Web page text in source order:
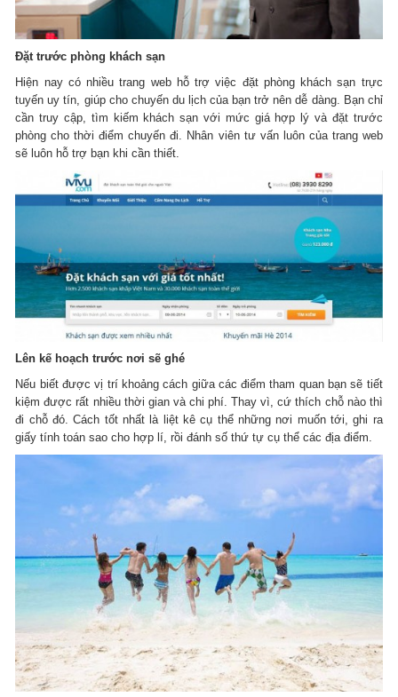
Đặt trước phòng khách sạn
Hiện nay có nhiều trang web hỗ trợ việc đặt phòng khách sạn trực
tuyến uy tín, giúp cho chuyến du lịch của bạn trở nên dễ dàng. Bạn chỉ
cần truy cập, tìm kiếm khách sạn với mức giá hợp lý và đặt trước
phòng cho thời điểm chuyến đi. Nhân viên tư vấn luôn của trang web
sẽ luôn hỗ trợ bạn khi cần thiết.
Lên kế hoạch trước nơi sẽ ghé
Nếu biết được vị trí khoảng cách giữa các điểm tham quan bạn sẽ tiết
kiệm được rất nhiều thời gian và chi phí. Thay vì, cứ thích chỗ nào thì
đi chỗ đó. Cách tốt nhất là liệt kê cụ thể những nơi muốn tới, ghi ra
giấy tính toán sao cho hợp lí, rồi đánh số thứ tự cụ thể các địa điểm.